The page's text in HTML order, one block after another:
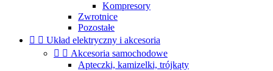
Kompresory
Zwrotnice
Pozostałe
  Układ elektryczny i akcesoria
  Akcesoria samochodowe
Apteczki, kamizelki, trójkąty